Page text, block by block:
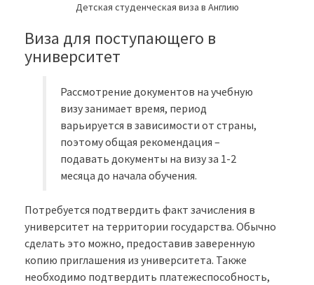
Детская студенческая виза в Англию
Виза для поступающего в
университет
Рассмотрение документов на учебную
визу занимает время, период
варьируется в зависимости от страны,
поэтому общая рекомендация –
подавать документы на визу за 1-2
месяца до начала обучения.
Потребуется подтвердить факт зачисления в
университет на территории государства. Обычно
сделать это можно, предоставив заверенную
копию приглашения из университета. Также
необходимо подтвердить платежеспособность,